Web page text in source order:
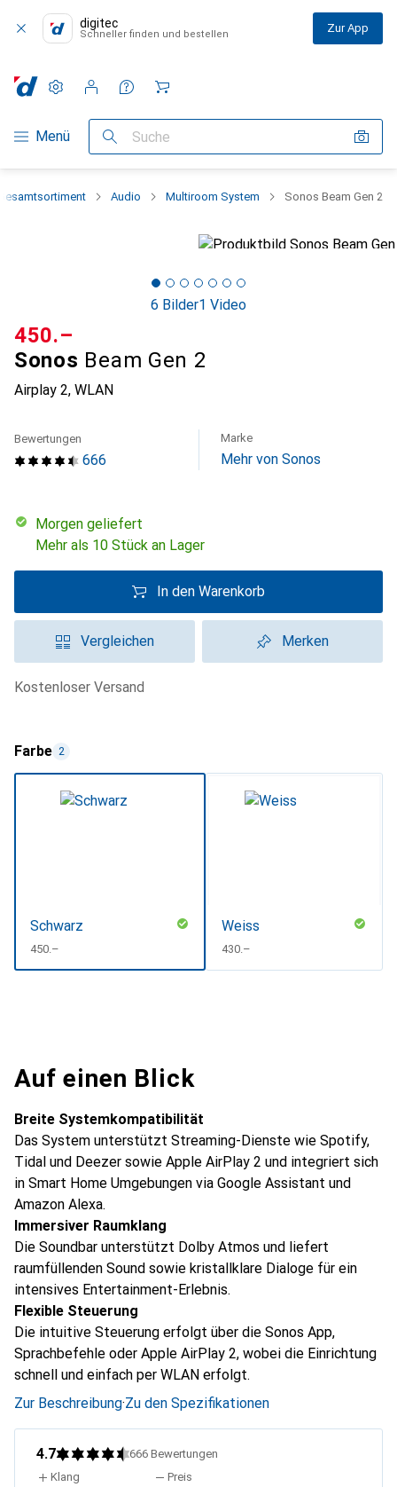
digitec
Schneller finden und bestellen Zur App
Navigation nach Kategorien
Menü Suche
Einstellungen
Kundenkonto
Vergleichslisten
Merklisten
Warenkorb
Audio Multiroom System Sonos Beam Gen 2
6 Bilder1 Video
Sonos Beam Gen 2
Airplay 2, WLAN
CHF
450.–
666
Bewertungen Marke
Mehr von Sonos
morgen geliefert
Mehr als 10 Stück an Lager
In den Warenkorb
Vergleichen Merken
kostenloser Versand
Farbe 2
Schwarz
CHF
450.–
Weiss
CHF
430.–
Auf einen Blick
Breite Systemkompatibilität
Das System unterstützt Streaming-Dienste wie Spotify,
Tidal und Deezer sowie Apple AirPlay 2 und integriert sich
in Smart Home Umgebungen via Google Assistant und
Amazon Alexa.
Immersiver Raumklang
Die Soundbar unterstützt Dolby Atmos und liefert
raumfüllenden Sound sowie kristallklare Dialoge für ein
intensives Entertainment-Erlebnis.
Flexible Steuerung
Die intuitive Steuerung erfolgt über die Sonos App,
Sprachbefehle oder Apple AirPlay 2, wobei die Einrichtung
schnell und einfach per WLAN erfolgt.
Zur Beschreibung·Zu den Spezifikationen
4.7 666 Bewertungen
Klang
Preis